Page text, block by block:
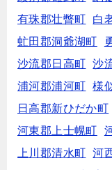
有珠郡壮瞥町
白
虻田郡洞爺湖町
沙流郡日高町
沙
浦河郡浦河町
様
日高郡新ひだか町
河東郡上士幌町
上川郡清水町
河